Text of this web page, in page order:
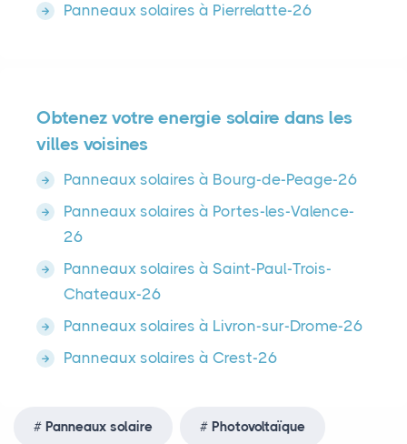
Panneaux solaires à Pierrelatte-26
Obtenez votre energie solaire dans les
villes voisines
Panneaux solaires à Bourg-de-Peage-26
Panneaux solaires à Portes-les-Valence-
26
Panneaux solaires à Saint-Paul-Trois-
Chateaux-26
Panneaux solaires à Livron-sur-Drome-26
Panneaux solaires à Crest-26
Panneaux solaire Photovoltaïque